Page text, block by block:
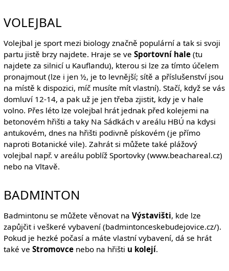
VOLEJBAL
Volejbal je sport mezi biology značně populární a tak si svoji
partu jistě brzy najdete. Hraje se ve Sportovní hale(tu
najdete za silnicí u Kauflandu), kterou si lze za tímto účelem
pronajmout (lze i jen ½, je to levnější; sítě a příslušenství jsou
na místě k dispozici, míč musíte mít vlastní). Stačí, když se vás
domluví 12-14, a pak už je jen třeba zjistit, kdy je v hale
volno. Přes léto lze volejbal hrát jednak před kolejemi na
betonovém hřišti a taky Na Sádkách v areálu HBÚ na kdysi
antukovém, dnes na hřišti podivně pískovém (je přímo
naproti Botanické vile). Zahrát si můžete také plážový
volejbal např. v areálu poblíž Sportovky (www.beachareal.cz)
nebo na Vltavě.
BADMINTON
Badmintonu se můžete věnovat na Výstavišti, kde lze
zapůjčit i veškeré vybavení (badmintonceskebudejovice.cz/).
Pokud je hezké počasí a máte vlastní vybavení, dá se hrát
také ve Stromovcenebo na hřišti u kolejí.